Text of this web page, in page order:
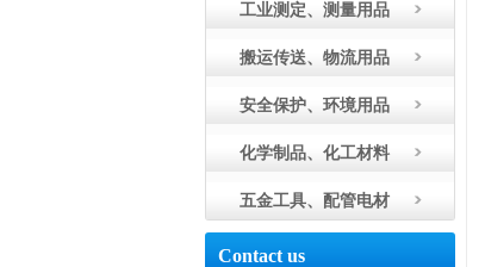
工业测定、测量用品
搬运传送、物流用品
安全保护、环境用品
化学制品、化工材料
五金工具、配管电材
Contact us